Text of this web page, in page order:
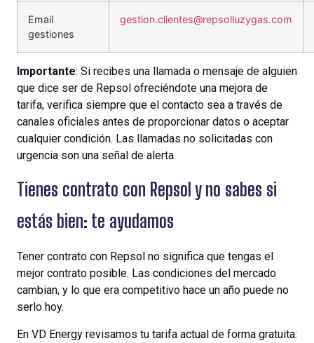
Email
gestiones
gestion.clientes@repsolluzygas.com
Importante: Si recibes una llamada o mensaje de alguien
que dice ser de Repsol ofreciéndote una mejora de
tarifa, verifica siempre que el contacto sea a través de
canales oficiales antes de proporcionar datos o aceptar
cualquier condición. Las llamadas no solicitadas con
urgencia son una señal de alerta.
Tienes contrato con Repsol y no sabes si
estás bien: te ayudamos
Tener contrato con Repsol no significa que tengas el
mejor contrato posible. Las condiciones del mercado
cambian, y lo que era competitivo hace un año puede no
serlo hoy.
En VD Energy revisamos tu tarifa actual de forma gratuita: